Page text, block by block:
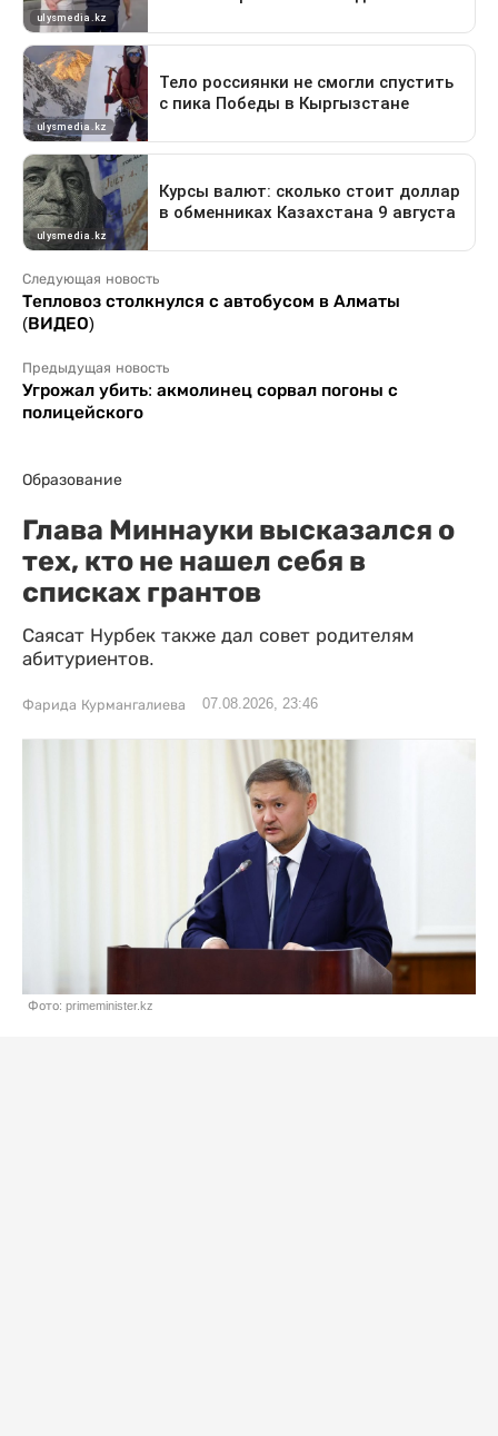
Следующая новость
Тепловоз столкнулся с автобусом в Алматы
(ВИДЕО)
Предыдущая новость
Угрожал убить: акмолинец сорвал погоны с
полицейского
Образование
Глава Миннауки высказался о
тех, кто не нашел себя в
списках грантов
Саясат Нурбек также дал совет родителям
абитуриентов.
Фарида Курмангалиева 07.08.2026, 23:46
Фото: primeminister.kz